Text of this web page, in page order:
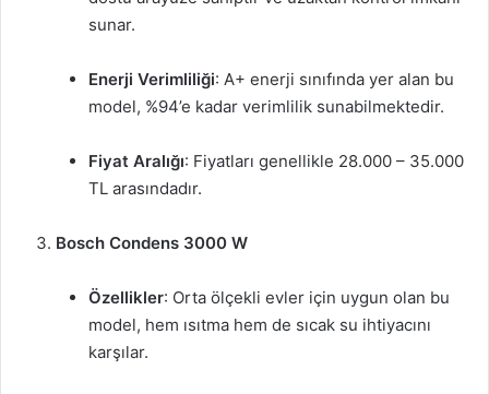
sunar.
Enerji Verimliliği: A+ enerji sınıfında yer alan bu
model, %94’e kadar verimlilik sunabilmektedir.
Fiyat Aralığı: Fiyatları genellikle 28.000 – 35.000
TL arasındadır.
Bosch Condens 3000 W
Özellikler: Orta ölçekli evler için uygun olan bu
model, hem ısıtma hem de sıcak su ihtiyacını
karşılar.